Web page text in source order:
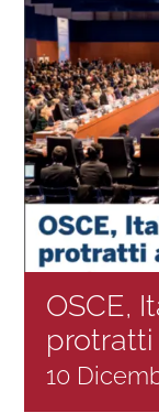
Progetti
In rete con
Notizie
Chi siamo
OSCE,
protratti
10